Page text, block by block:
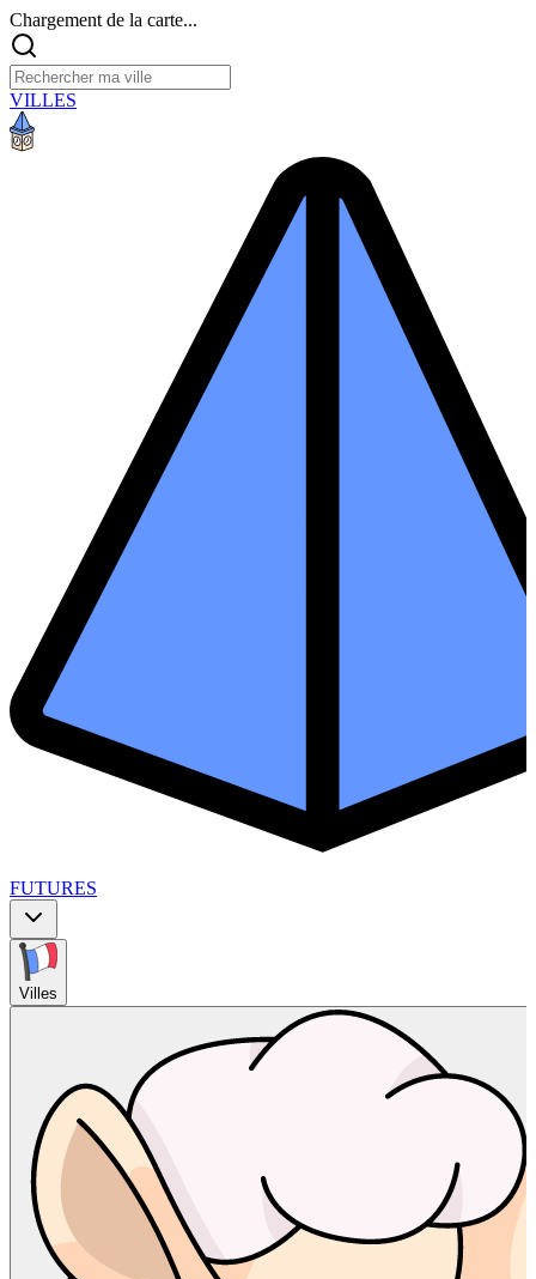
Chargement de la carte...
VILLES
FUTURES
Villes